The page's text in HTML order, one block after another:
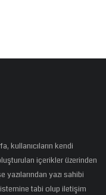
kullanıcıların kendi
içerikler üzerinden
yazı sahibi
tabi olup iletişim